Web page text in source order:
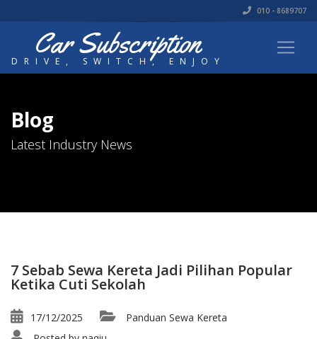
010 - 8689707
Car Subscription
DRIVE, SWITCH, ENJOY
Blog
Latest Industry News
7 Sebab Sewa Kereta Jadi Pilihan Popular
Ketika Cuti Sekolah
17/12/2025
Panduan Sewa Kereta